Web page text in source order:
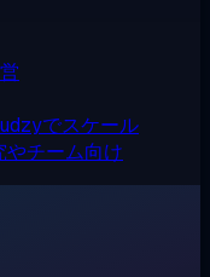
でスケール
やチーム向け